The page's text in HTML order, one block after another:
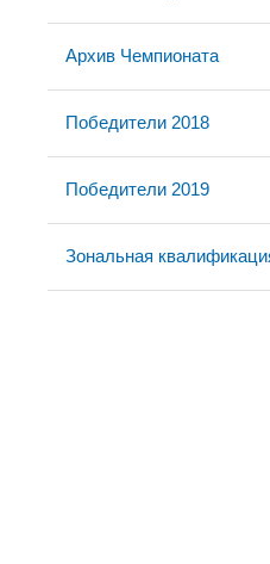
Архив Чемпионата
Победители 2018
Победители 2019
Зональная